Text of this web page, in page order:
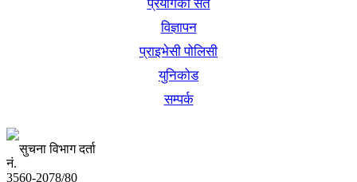
प्रयोगका सर्त
विज्ञापन
प्राइभेसी पोलिसी
युनिकोड
सम्पर्क
सुचना विभाग दर्ता
नं.
3560-2078/80